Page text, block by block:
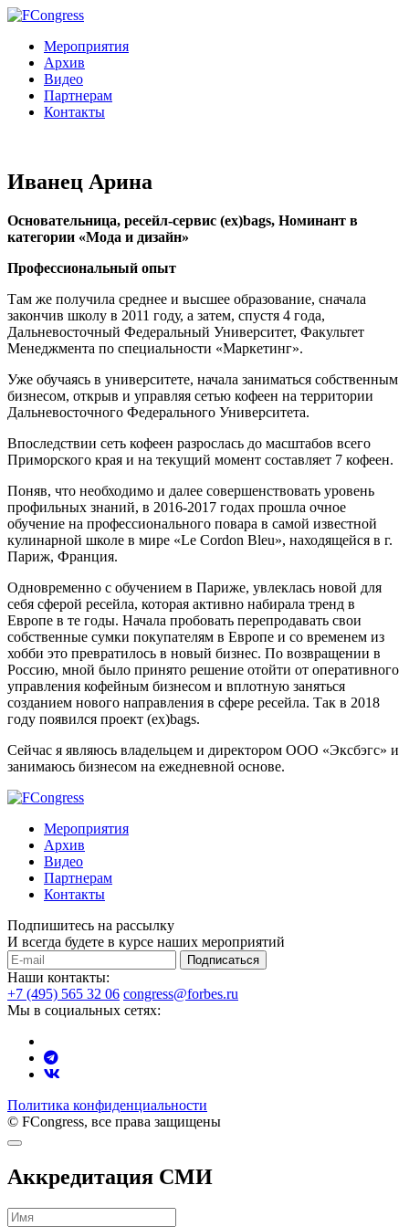
Мероприятия
Архив
Видео
Партнерам
Контакты
Иванец Арина
Основательница, ресейл-сервис (ex)bags, Номинант в
категории «Мода и дизайн»
Профессиональный опыт
Там же получила среднее и высшее образование, сначала
закончив школу в 2011 году, а затем, спустя 4 года,
Дальневосточный Федеральный Университет, Факультет
Менеджмента по специальности «Маркетинг».
Уже обучаясь в университете, начала заниматься собственным
бизнесом, открыв и управляя сетью кофеен на территории
Дальневосточного Федерального Университета.
Впоследствии сеть кофеен разрослась до масштабов всего
Приморского края и на текущий момент составляет 7 кофеен.
Поняв, что необходимо и далее совершенствовать уровень
профильных знаний, в 2016-2017 годах прошла очное
обучение на профессионального повара в самой известной
кулинарной школе в мире «Le Cordon Bleu», находящейся в г.
Париж, Франция.
Одновременно с обучением в Париже, увлеклась новой для
себя сферой ресейла, которая активно набирала тренд в
Европе в те годы. Начала пробовать перепродавать свои
собственные сумки покупателям в Европе и со временем из
хобби это превратилось в новый бизнес. По возвращении в
Россию, мной было принято решение отойти от оперативного
управления кофейным бизнесом и вплотную заняться
созданием нового направления в сфере ресейла. Так в 2018
году появился проект (ex)bags.
Сейчас я являюсь владельцем и директором ООО «Эксбэгс» и
занимаюсь бизнесом на ежедневной основе.
Мероприятия
Архив
Видео
Партнерам
Контакты
Подпишитесь на рассылку
И всегда будете в курсе наших мероприятий
Подписаться
Наши контакты:
+7 (495) 565 32 06 congress@forbes.ru
Мы в социальных сетях:
Политика конфиденциальности
© FCongress, все права защищены
Аккредитация СМИ